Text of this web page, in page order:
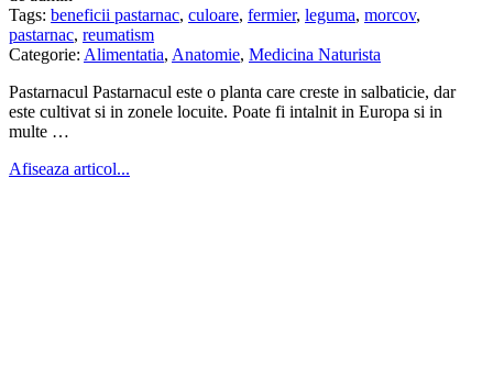
Tags: beneficii pastarnac, culoare, fermier, leguma, morcov,
pastarnac, reumatism
Categorie: Alimentatia, Anatomie, Medicina Naturista
Pastarnacul Pastarnacul este o planta care creste in salbaticie, dar
este cultivat si in zonele locuite. Poate fi intalnit in Europa si in
multe …
Afiseaza articol...